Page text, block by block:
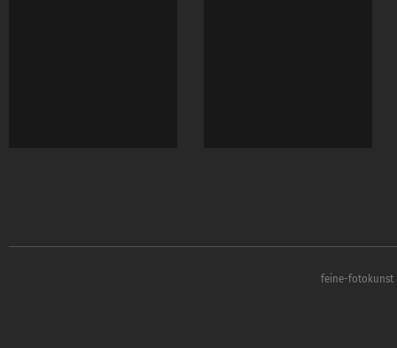
feine-fotokunst